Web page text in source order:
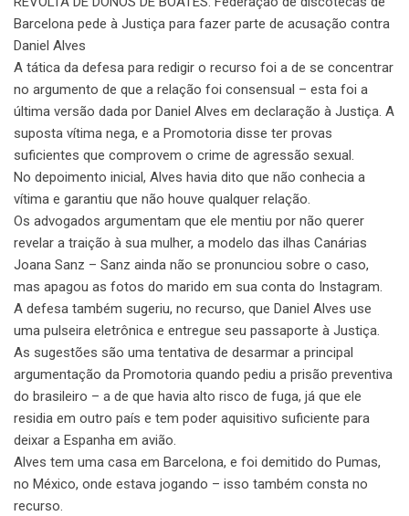
Barcelona pede à Justiça para fazer parte de acusação contra
Daniel Alves
A tática da defesa para redigir o recurso foi a de se concentrar
no argumento de que a relação foi consensual – esta foi a
última versão dada por Daniel Alves em declaração à Justiça. A
suposta vítima nega, e a Promotoria disse ter provas
suficientes que comprovem o crime de agressão sexual.
No depoimento inicial, Alves havia dito que não conhecia a
vítima e garantiu que não houve qualquer relação.
Os advogados argumentam que ele mentiu por não querer
revelar a traição à sua mulher, a modelo das ilhas Canárias
Joana Sanz – Sanz ainda não se pronunciou sobre o caso,
mas apagou as fotos do marido em sua conta do Instagram.
A defesa também sugeriu, no recurso, que Daniel Alves use
uma pulseira eletrônica e entregue seu passaporte à Justiça.
As sugestões são uma tentativa de desarmar a principal
argumentação da Promotoria quando pediu a prisão preventiva
do brasileiro – a de que havia alto risco de fuga, já que ele
residia em outro país e tem poder aquisitivo suficiente para
deixar a Espanha em avião.
Alves tem uma casa em Barcelona, e foi demitido do Pumas,
no México, onde estava jogando – isso também consta no
recurso.